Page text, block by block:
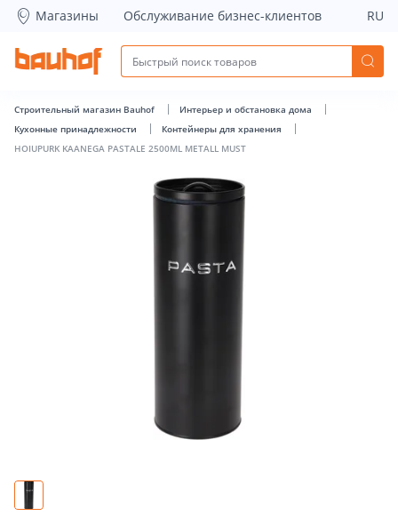
HOIUPURK KAANEGA PASTALE 2500ML METALL MUST -
Магазины Обслуживание бизнес-клиентов RU
Строительный магазин Bauhof
Интерьер и обстановка дома
Кухонные принадлежности
Контейнеры для хранения
HOIUPURK KAANEGA PASTALE 2500ML METALL MUST